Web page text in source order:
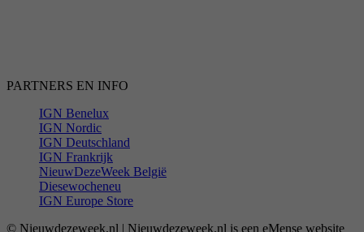
PARTNERS EN INFO
IGN Benelux
IGN Nordic
IGN Deutschland
IGN Frankrijk
NieuwDezeWeek België
Diesewocheneu
IGN Europe Store
© Nieuwdezeweek.nl | Nieuwdezeweek.nl is een eMense website